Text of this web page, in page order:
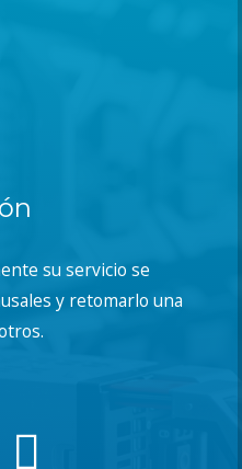
su servicio se
y retomarlo una